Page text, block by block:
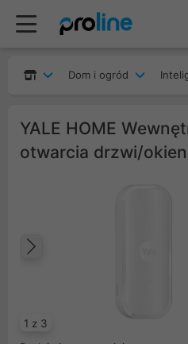
Dom i ogród
YALE HOME
otwarcia drzwi/okien
1 z 3